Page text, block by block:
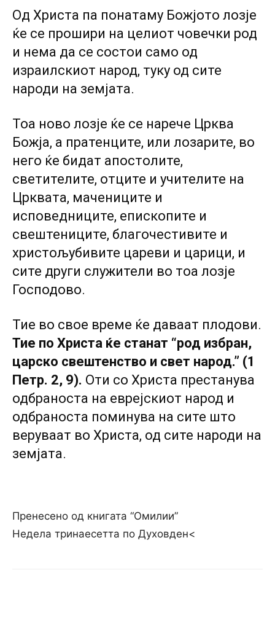
Од Христа па понатаму Божјото лозје
ќе се прошири на целиот човечки род
и нема да се состои само од
израилскиот народ, туку од сите
народи на земјата.
Тоа ново лозје ќе се нарече Црква
Божја, a пратенците, или лозарите, во
него ќе бидат апостолите,
светителите, отците и учителите на
Црквата, мачениците и
исповедниците, епископите и
свештениците, благочестивите и
христољубивите цареви и царици, и
сите други служители во тоа лозје
Господово.
Тие во свое време ќе даваат плодови.
Тие по Христа ќе станат “род избран,
царско свештенство и свет народ.” (1
Петр. 2, 9). Оти co Христа престанува
одбраноста на еврејскиот народ и
одбраноста поминува на сите што
веруваат во Христа, од сите народи на
земјата.
Пренесено од книгата “Омилии”
Недела тринаесетта по Духовден<